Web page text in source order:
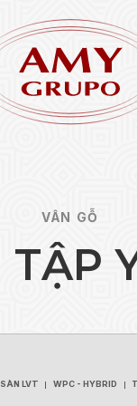
VÂN GỖ
TẬP
SÀN LVT WPC - HYBRID